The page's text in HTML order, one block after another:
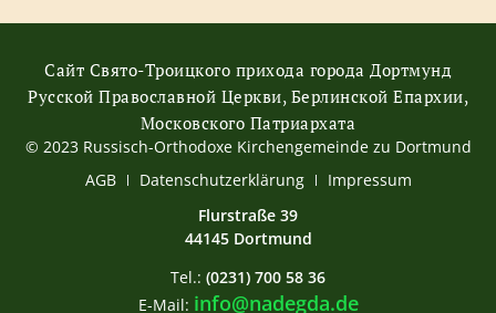
Сайт Свято-Троицкого прихода города Дортмунд
Русской Православной Церкви, Берлинской Епархии,
Московского Патриархата
© 2023 Russisch-Orthodoxe Kirchengemeinde zu Dortmund
АGB
Datenschutzerklärung
Impressum
Flurstraße 39
44145 Dortmund
Tel.: (0231) 700 58 36
E-Mail: info@nadegda.de